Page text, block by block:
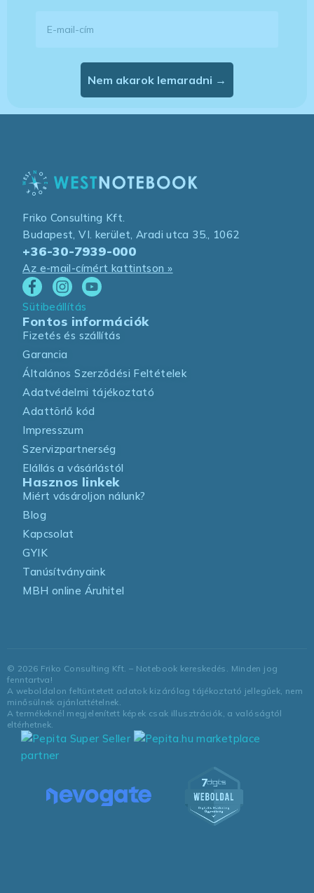
Nem akarok lemaradni →
Friko Consulting Kft.
Budapest, VI. kerület, Aradi utca 35., 1062
+36-30-7939-000
Az e-mail-címért kattintson »
Sütibeállítás
Fontos információk
Fizetés és szállítás
Garancia
Általános Szerződési Feltételek
Adatvédelmi tájékoztató
Adattörlő kód
Impresszum
Szervizpartnerség
Elállás a vásárlástól
Hasznos linkek
Miért vásároljon nálunk?
Blog
Kapcsolat
GYIK
Tanúsítványaink
MBH online Áruhitel
© 2026 Friko Consulting Kft. – Notebook kereskedés. Minden jog
fenntartva!
A weboldalon feltüntetett adatok kizárólag tájékoztató jellegűek, nem
minősülnek ajánlattételnek.
A termékeknél megjelenített képek csak illusztrációk, a valóságtól
eltérhetnek.
marketplace
partner